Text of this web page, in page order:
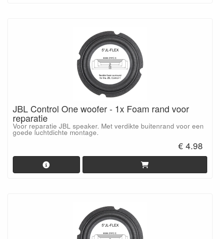
JBL Control One woofer - 1x Foam rand voor
reparatie
Voor reparatie JBL speaker. Met verdikte buitenrand voor een
goede luchtdichte montage.
€ 4.98